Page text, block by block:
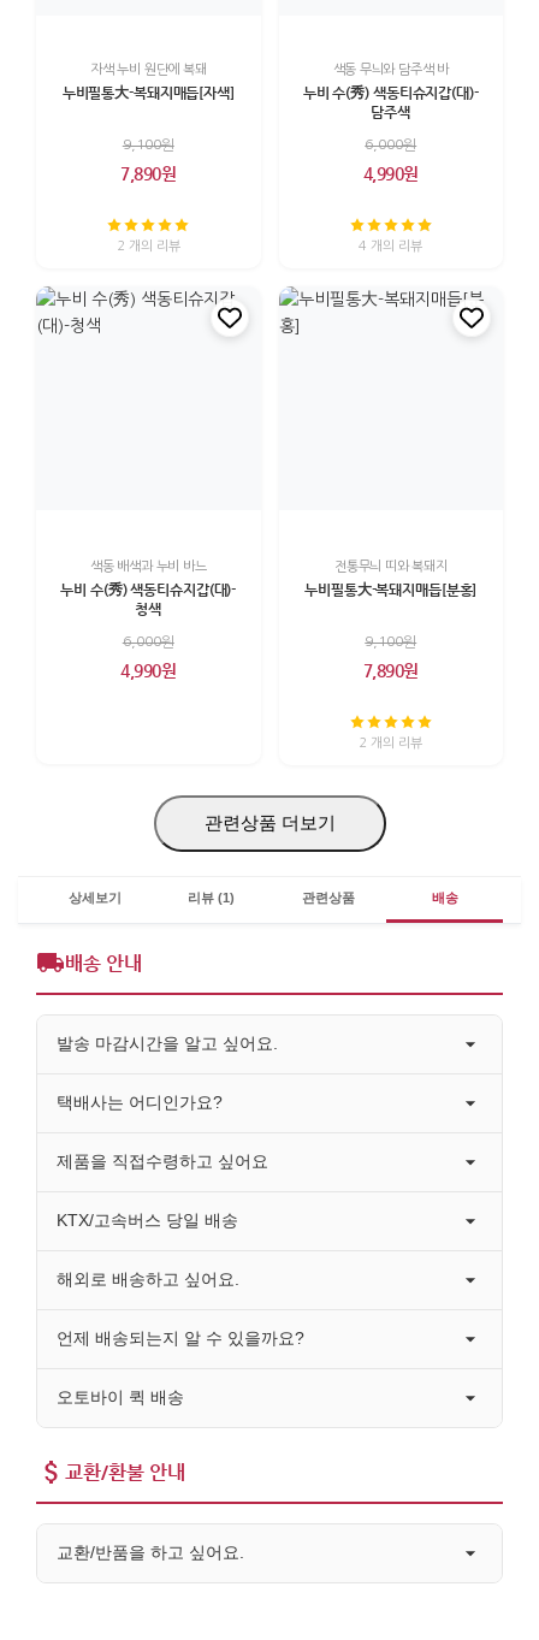
자색 누비 원단에 복돼
누비필통大-복돼지매듭[자색]
9,100원
7,890원
2 개의 리뷰
색동 무늬와 담주색 바
누비 수(秀) 색동티슈지갑(대)-
담주색
6,000원
4,990원
4 개의 리뷰
색동 배색과 누비 바느
누비 수(秀) 색동티슈지갑(대)-
청색
6,000원
4,990원
전통무늬 띠와 복돼지
누비필통大-복돼지매듭[분홍]
9,100원
7,890원
2 개의 리뷰
관련상품 더보기
상세보기 리뷰 (1) 관련상품 배송
배송 안내
발송 마감시간을 알고 싶어요.
택배사는 어디인가요?
제품을 직접수령하고 싶어요
KTX/고속버스 당일 배송
해외로 배송하고 싶어요.
언제 배송되는지 알 수 있을까요?
오토바이 퀵 배송
교환/환불 안내
교환/반품을 하고 싶어요.